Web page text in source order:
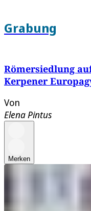
Grabung
Römersiedlung
Kerpener
Von
Elena Pintus
Merken